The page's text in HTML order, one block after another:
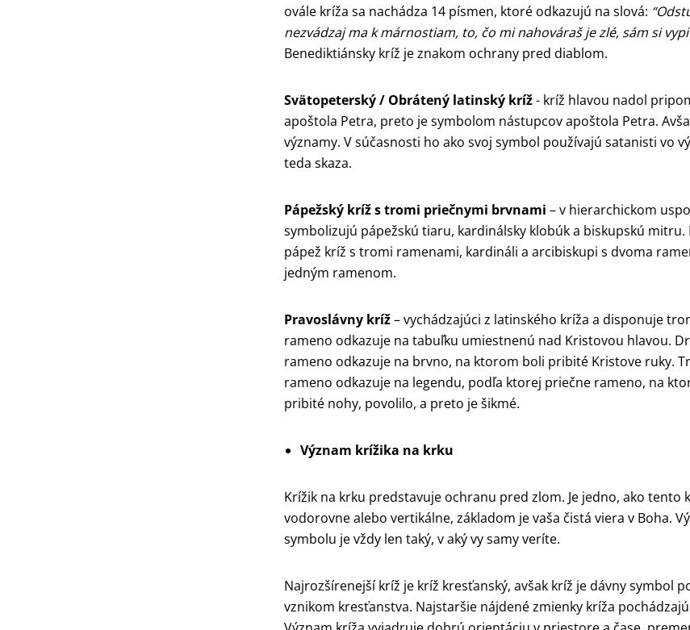
ovále kríža sa nachádza 14 písmen, ktoré odkazujú na slová:
nezvádzaj ma k márnostiam, to, čo mi nahováraš je zlé, sám si vypi
Benediktiánsky kríž je znakom ochrany pred diablom.
Svätopeterský / Obrátený latinský kríž- kríž hlavou nadol
apoštola Petra, preto je symbolom nástupcov apoštola Petra.
významy. V súčasnosti ho ako svoj symbol používajú satanisti vo
teda skaza.
Pápežský kríž s tromi priečnymi brvnami – v hierarchickom
symbolizujú pápežskú tiaru, kardinálsky klobúk a biskupskú mitru.
pápež kríž s tromi ramenami, kardináli a arcibiskupi s dvoma
jedným ramenom.
Pravoslávny kríž– vychádzajúci z latinského kríža a disponuje
rameno odkazuje na tabuľku umiestnenú nad Kristovou hlavou.
rameno odkazuje na brvno, na ktorom boli pribité Kristove ruky.
rameno odkazuje na legendu, podľa ktorej priečne rameno, na
pribité nohy, povolilo, a preto je šikmé.
Význam krížika na krku
Krížik na krku predstavuje ochranu pred zlom. Je jedno, ako tento
vodorovne alebo vertikálne, základom je vaša čistá viera v Boha.
symbolu je vždy len taký, v aký vy samy veríte.
Najrozšírenejší kríž je kríž kresťanský, avšak kríž je dávny symbol
vznikom kresťanstva. Najstaršie nájdené zmienky kríža